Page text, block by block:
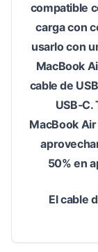
compatible
carga con
usarlo con
MacBook
cable de
MacBook
50% en
El cable